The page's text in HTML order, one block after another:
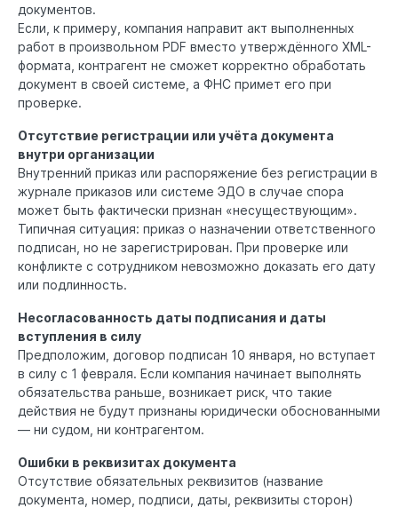
документов.
Если, к примеру, компания направит акт выполненных
работ в произвольном PDF вместо утверждённого XML-
формата, контрагент не сможет корректно обработать
документ в своей системе, а ФНС примет его при
проверке.
Отсутствие регистрации или учёта документа
внутри организации
Внутренний приказ или распоряжение без регистрации в
журнале приказов или системе ЭДО в случае спора
может быть фактически признан «несуществующим».
Типичная ситуация: приказ о назначении ответственного
подписан, но не зарегистрирован. При проверке или
конфликте с сотрудником невозможно доказать его дату
или подлинность.
Несогласованность даты подписания и даты
вступления в силу
Предположим, договор подписан 10 января, но вступает
в силу с 1 февраля. Если компания начинает выполнять
обязательства раньше, возникает риск, что такие
действия не будут признаны юридически обоснованными
— ни судом, ни контрагентом.
Ошибки в реквизитах документа
Отсутствие обязательных реквизитов (название
документа, номер, подписи, даты, реквизиты сторон)